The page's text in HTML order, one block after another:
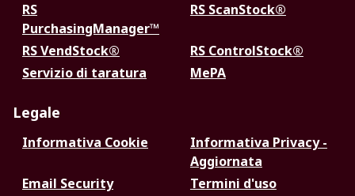
RS
PurchasingManager™
RS ScanStock®
RS VendStock®
RS ControlStock®
Servizio di taratura
MePA
Legale
Informativa Cookie
Informativa Privacy -
Aggiornata
Email Security
Termini d'uso